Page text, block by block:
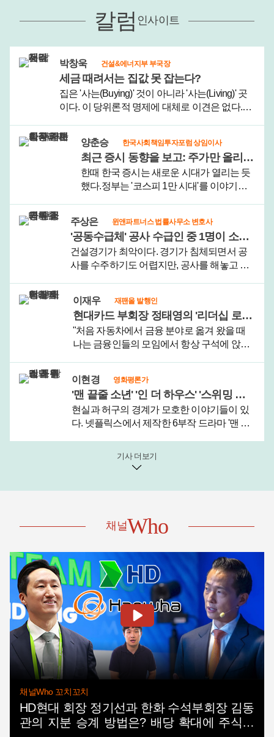
칼럼 인사이트
박창욱 건설&에너지부 부국장
세금 때려서는 집값 못 잡는다?
집은 '사는(Buying)' 것이 아니라 '사는(Living)' 곳
이다. 이 당위론적 명제에 대체로 이견은 없다.정
안'도 이런 철학을 바탕으로 한다. 키워드가 '실거
주'다.이번 세제 개..
양춘승 한국사회책임투자포럼 상임이사
최근 증시 동향을 보고: 주가만 올리려다 한국 자본시장 근본이 위태롭다
한때 한국 증시는 새로운 시대가 열리는 듯
했다.정부는 '코스피 1만 시대'를 이야기했
한국 증시가 이제는 달라질 것이라는 기대
를 품고 시장에 들어왔다.그러나 그 기..
주상은 윈앤파트너스 법률사무소 변호사
'공동수급체' 공사 수급인 중 1명이 소송 진행 거부할 때
건설경기가 최악이다. 경기가 침체되면서 공
사를 수주하기도 어렵지만, 공사를 해놓고 미
영하고 있는데, 친구 박진철(가명)씨와 함께 공
동수급체로 재건축조합과..
이재우 재팬올 발행인
현대카드 부회장 정태영의 '리더십 로맨스'와 시스템 야구
"처음 자동차에서 금융 분야로 옮겨 왔을 때
나는 금융인들의 모임에서 항상 구석에 앉아
10월 정태영 현대카드 부회장이 페이스북에
올린 글이다. 20여 년 전 정 ..
이현경 영화평론가
'맨 끝줄 소년' '인 더 하우스' '스위밍 풀', 창작과 현실의 경계
현실과 허구의 경계가 모호한 이야기들이 있
다. 넷플릭스에서 제작한 6부작 드라마 '맨 끝
후안 마요르가가 2000년 발표한 동명의 희곡
기사 더보기
채널Who
채널Who 꼬치꼬치
HD현대 회장 정기선과 한화 수석부회장 김동
관의 지분 승계 방법은? 배당 확대에 주식담